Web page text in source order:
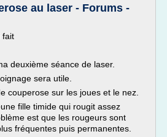
au laser - Forums -
fait
deuxième séance de laser.
sera utile.
couperose sur les joues et le nez.
fille timide qui rougit assez
est que les rougeurs sont
fréquentes puis permanentes.